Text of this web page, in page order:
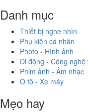
Danh mục
Thiết bị nghe nhìn
Phụ kiện cá nhân
Photo - Hình ảnh
Di động - Công nghệ
Phim ảnh - Âm nhạc
Ô tô - Xe máy
Mẹo hay